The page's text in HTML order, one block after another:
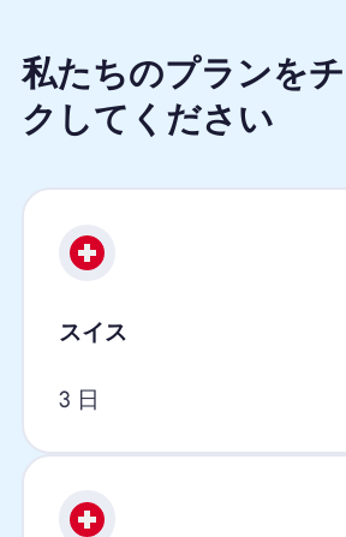
私たちのプランを
クしてください
スイス
3 日